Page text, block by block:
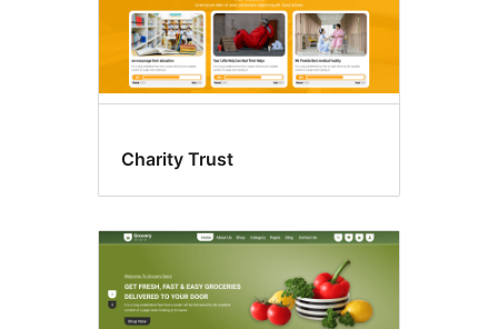
Charity Trust